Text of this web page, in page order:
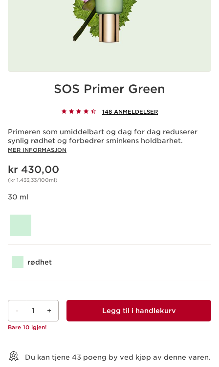
SOS Primer Green
148 ANMELDELSER
Primeren som umiddelbart og dag for dag reduserer
synlig rødhet og forbedrer sminkens holdbarhet.
MER INFORMASJON
Nåværende pris kr 430,00
kr 430,00
(kr 1.433,33/100ml)
30 ml
rødhet
- 1 +
Bare 10 igjen!
Legg til i handlekurv
Du kan tjene 43 poeng by ved kjøp av denne varen.